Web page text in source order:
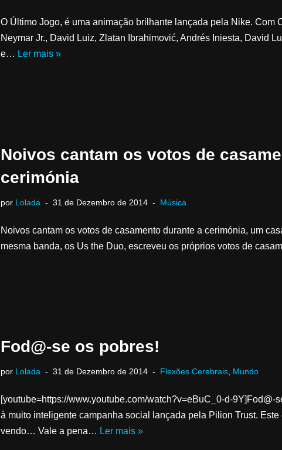
O Último Jogo, é uma animação brilhante lançada pela Nike. Com
Neymar Jr., David Luiz, Zlatan Ibrahimović, Andrés Iniesta, David
e… Ler mais »
Noivos cantam os votos de
cerimónia
por Lolada 31 de Dezembro de 2014 Música
Noivos cantam os votos de casamento durante a cerimónia, um
mesma banda, os Us the Duo, escreveu os próprios votos de
Fod@-se os pobres!
por Lolada 31 de Dezembro de 2014 Flexões Cerebrais Mundo
[youtube=https://www.youtube.com/watch?v=eBuC_0-d-9Y]Fod@-
à muito inteligente campanha social lançada pela Pilion Trust.
vendo… Vale a pena… Ler mais »